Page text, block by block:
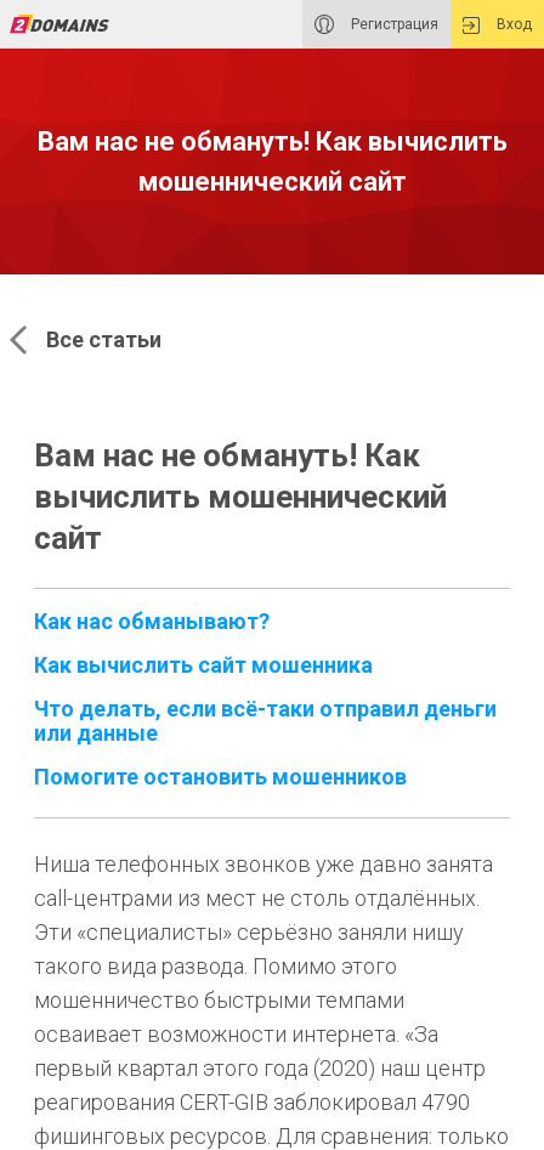
Регистрация Вход
Вам нас не обмануть! Как вычислить
мошеннический сайт
Все статьи
Вам нас не обмануть! Как
вычислить мошеннический
сайт
Как нас обманывают?
Как вычислить сайт мошенника
Что делать, если всё-таки отправил деньги
или данные
Помогите остановить мошенников
Ниша телефонных звонков уже давно занята
call-центрами из мест не столь отдалённых.
Эти «специалисты» серьёзно заняли нишу
такого вида развода. Помимо этого
мошенничество быстрыми темпами
осваивает возможности интернета. «За
первый квартал этого года (2020) наш центр
реагирования CERT-GIB заблокировал 4790
фишинговых ресурсов. Для сравнения: только